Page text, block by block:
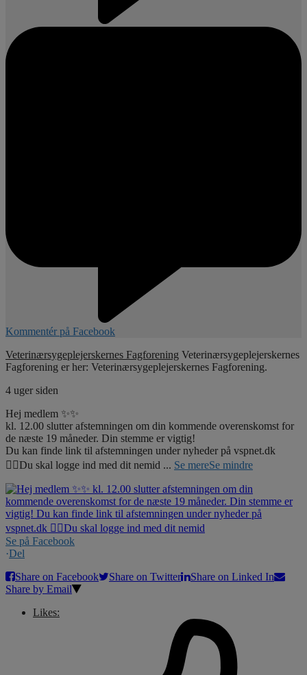
Kommentér på Facebook
Veterinærsygeplejerskernes Fagforening Veterinærsygeplejerskernes
Fagforening er her: Veterinærsygeplejerskernes Fagforening.
4 uger siden
Hej medlem ✨✨
kl. 12.00 slutter afstemningen om din kommende overenskomst for
de næste 19 måneder. Din stemme er vigtig!
Du kan finde link til afstemningen under nyheder på vspnet.dk
☝🏼Du skal logge ind med dit nemid ... Se mereSe mindre
Se på Facebook
·Del
Share on Facebook
Share on Twitter
Share on Linked In
Share by Email
Likes: